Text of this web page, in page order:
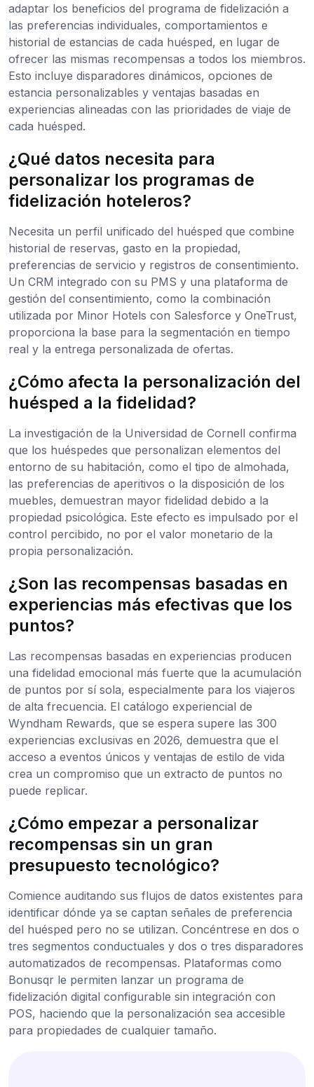
adaptar los beneficios del programa de fidelización a
las preferencias individuales, comportamientos e
historial de estancias de cada huésped, en lugar de
ofrecer las mismas recompensas a todos los miembros.
Esto incluye disparadores dinámicos, opciones de
estancia personalizables y ventajas basadas en
experiencias alineadas con las prioridades de viaje de
cada huésped.
¿Qué datos necesita para
personalizar los programas de
fidelización hoteleros?
Necesita un perfil unificado del huésped que combine
historial de reservas, gasto en la propiedad,
preferencias de servicio y registros de consentimiento.
Un CRM integrado con su PMS y una plataforma de
gestión del consentimiento, como la combinación
utilizada por Minor Hotels con Salesforce y OneTrust,
proporciona la base para la segmentación en tiempo
real y la entrega personalizada de ofertas.
¿Cómo afecta la personalización del
huésped a la fidelidad?
La investigación de la Universidad de Cornell confirma
que los huéspedes que personalizan elementos del
entorno de su habitación, como el tipo de almohada,
las preferencias de aperitivos o la disposición de los
muebles, demuestran mayor fidelidad debido a la
propiedad psicológica. Este efecto es impulsado por el
control percibido, no por el valor monetario de la
propia personalización.
¿Son las recompensas basadas en
experiencias más efectivas que los
puntos?
Las recompensas basadas en experiencias producen
una fidelidad emocional más fuerte que la acumulación
de puntos por sí sola, especialmente para los viajeros
de alta frecuencia. El catálogo experiencial de
Wyndham Rewards, que se espera supere las 300
experiencias exclusivas en 2026, demuestra que el
acceso a eventos únicos y ventajas de estilo de vida
crea un compromiso que un extracto de puntos no
puede replicar.
¿Cómo empezar a personalizar
recompensas sin un gran
presupuesto tecnológico?
Comience auditando sus flujos de datos existentes para
identificar dónde ya se captan señales de preferencia
del huésped pero no se utilizan. Concéntrese en dos o
tres segmentos conductuales y dos o tres disparadores
automatizados de recompensas. Plataformas como
Bonusqr le permiten lanzar un programa de
fidelización digital configurable sin integración con
POS, haciendo que la personalización sea accesible
para propiedades de cualquier tamaño.